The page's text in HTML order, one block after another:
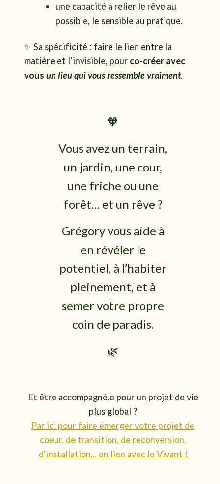
une capacité à relier le rêve au
possible, le sensible au pratique.
✨ Sa spécificité : faire le lien entre la
matière et l’invisible, pour co-créer avec
vous un lieu qui vous ressemble vraiment.
🧡
Vous avez un terrain,
un jardin, une cour,
une friche ou une
forêt… et un rêve ?
Grégory vous aide à
en révéler le
potentiel, à l’habiter
pleinement, et à
semer votre propre
coin de paradis.
🌿
Et être accompagné.e pour un projet de vie
plus global ?
Par ici pour faire émerger votre projet de
coeur, de transition, de reconversion,
d'installation... en lien avec le Vivant !